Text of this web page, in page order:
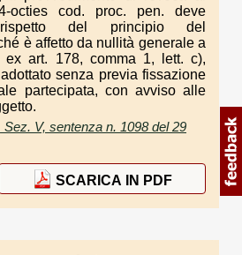
octies cod. proc. pen. deve
del principio del
è affetto da nullità generale a
ex art. 178, comma 1, lett. c),
senza previa fissazione
partecipata, con avviso alle
V, sentenza n. 1098 del 29
SCARICA IN PDF